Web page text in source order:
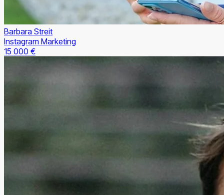
Barbara Streit
Instagram Marketing
15 000 €